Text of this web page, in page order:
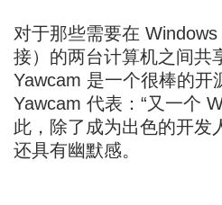
对于那些需要在
接）的两台计算机之间共
Yawcam 是一个很棒的开
Yawcam 代表：“又一个
此，除了成为出色的开发
还具有幽默感。